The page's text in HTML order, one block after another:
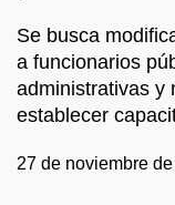
Se busca
a funcionarios
administrativas y
establecer
27 de noviembre